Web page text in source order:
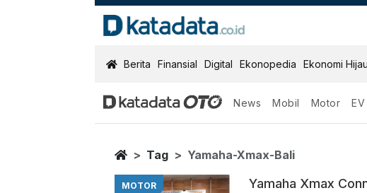
KatadataOTO
Berita Finansial Digital Ekonopedia Ekonomi Hijau
News Mobil Motor EV
Yamaha Xmax Bali
Berita Terbaru
Home
Tag Yamaha-Xmax-Bali
MOTOR
Yamaha Xmax